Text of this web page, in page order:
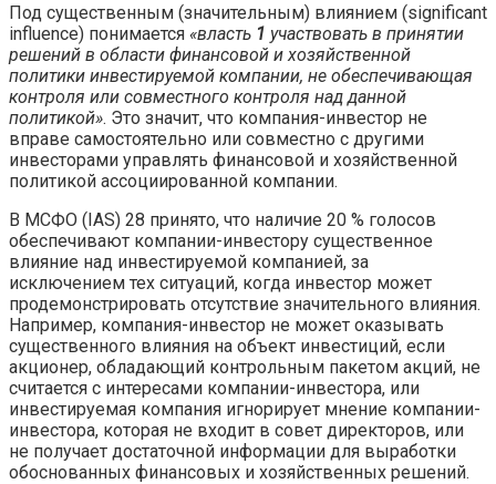
Под существенным (значительным) влиянием (significant
influence) понимается «власть 1 участвовать в принятии
решений в области финансовой и хозяйственной
политики инвестируемой компании, не обеспечивающая
контроля или совместного контроля над данной
политикой». Это значит, что компания-инвестор не
вправе самостоятельно или совместно с другими
инвесторами управлять финансовой и хозяйственной
политикой ассоциированной компании.
В МСФО (IAS) 28 принято, что наличие 20 % голосов
обеспечивают компании-инвестору существенное
влияние над инвестируемой компанией, за
исключением тех ситуаций, когда инвестор может
продемонстрировать отсутствие значительного влияния.
Например, компания-инвестор не может оказывать
существенного влияния на объект инвестиций, если
акционер, обладающий контрольным пакетом акций, не
считается с интересами компании-инвестора, или
инвестируемая компания игнорирует мнение компании-
инвестора, которая не входит в совет директоров, или
не получает достаточной информации для выработки
обоснованных финансовых и хозяйственных решений.